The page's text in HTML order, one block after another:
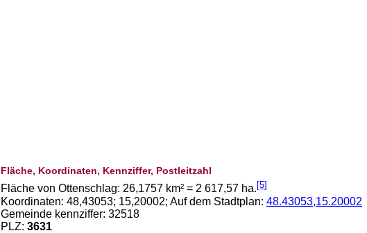
Fläche, Koordinaten, Kennziffer, Postleitzahl
Fläche von Ottenschlag: 26,1757 km² = 2 617,57 ha. [5]
Koordinaten: 48,43053; 15,20002; Auf dem Stadtplan: 48.43053,15.20002
Gemeinde kennziffer: 32518
PLZ: 3631